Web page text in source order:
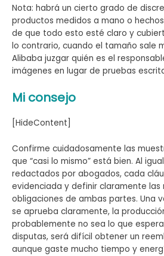
Nota: habrá un cierto grado de
productos medidos a mano o
de que todo esto esté claro y
lo contrario, cuando el tamaño sale
Alibaba juzgar quién es el
imágenes en lugar de pruebas
Mi consejo
[HideContent]
Confirme cuidadosamente las
que “casi lo mismo” está bien. Al
redactados por abogados, cada
evidenciada y definir claramente las
obligaciones de ambas partes. Una
se aprueba claramente, la
probablemente no sea lo que
disputas, será difícil obtener un
aunque gaste mucho tiempo y